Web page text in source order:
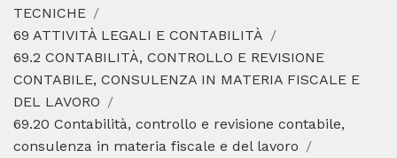
CODICE ATECO A COSA SERVE
REGIME FORFETTARIO
CODICE FISCALE
TECNICHE
69 ATTIVITÀ LEGALI E CONTABILITÀ
69.2 CONTABILITÀ, CONTROLLO E REVISIONE
CONTABILE, CONSULENZA IN MATERIA FISCALE E
DEL LAVORO
69.20 Contabilità, controllo e revisione contabile,
consulenza in materia fiscale e del lavoro